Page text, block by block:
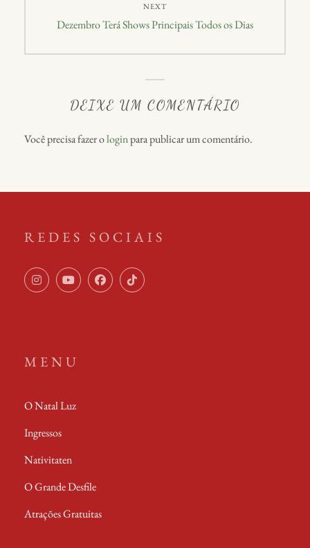
NEXT
Dezembro Terá Shows Principais Todos os Dias
DEIXE UM COMENTÁRIO
Você precisa fazer ologinpara publicar um comentário.
REDES SOCIAIS
MENU
O Natal Luz
Ingressos
Nativitaten
O Grande Desfile
Atrações Gratuitas